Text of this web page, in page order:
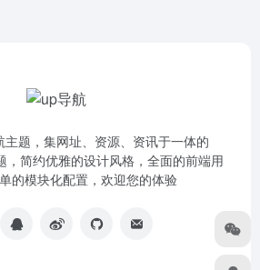
题，集网址、资源、资讯于一体的
，简约优雅的设计风格，全面的前端用
的模块化配置，欢迎您的体验